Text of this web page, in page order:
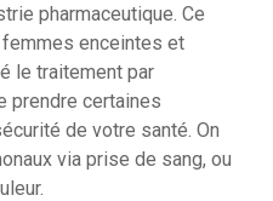
pharmaceutique. Ce
enceintes et
le traitement par
prendre certaines
de votre santé. On
via prise de sang, ou